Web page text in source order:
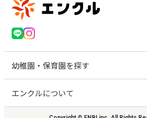
幼稚園・保育園を探す
エンクルについて